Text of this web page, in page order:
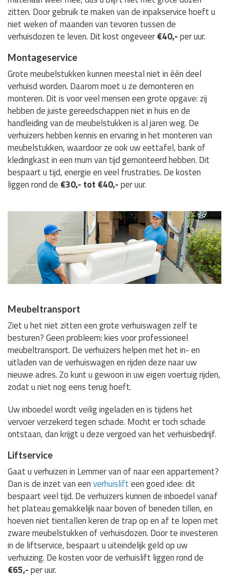
zitten. Door gebruik te maken van de inpakservice hoeft u
niet weken of maanden van tevoren tussen de
verhuisdozen te leven. Dit kost ongeveer€40,-per uur.
Montageservice
Grote meubelstukken kunnen meestal niet in één deel
verhuisd worden. Daarom moet u ze demonteren en
monteren. Dit is voor veel mensen een grote opgave: zij
hebben de juiste gereedschappen niet in huis en de
handleiding van de meubelstukken is al jaren weg. De
verhuizers hebben kennis en ervaring in het monteren van
meubelstukken, waardoor ze ook uw eettafel, bank of
kledingkast in een mum van tijd gemonteerd hebben. Dit
bespaart u tijd, energie en veel frustraties. De kosten
liggen rond de €30,- tot €40,-per uur.
Meubeltransport
Ziet u het niet zitten een grote verhuiswagen zelf te
besturen? Geen probleem: kies voor professioneel
meubeltransport. De verhuizers helpen met het in- en
uitladen van de verhuiswagen en rijden deze naar uw
nieuwe adres. Zo kunt u gewoon in uw eigen voertuig rijden,
zodat u niet nog eens terug hoeft.
Uw inboedel wordt veilig ingeladen en is tijdens het
vervoer verzekerd tegen schade. Mocht er toch schade
ontstaan, dan krijgt u deze vergoed van het verhuisbedrijf.
Liftservice
Gaat u verhuizen in Lemmer van of naar een appartement?
Dan is de inzet van eenverhuislifteen goed idee: dit
bespaart veel tijd. De verhuizers kunnen de inboedel vanaf
het plateau gemakkelijk naar boven of beneden tillen, en
hoeven niet tientallen keren de trap op en af te lopen met
zware meubelstukken of verhuisdozen. Door te investeren
in de liftservice, bespaart u uiteindelijk geld op uw
verhuizing. De kosten voor de verhuislift liggen rond de
€65,-per uur.